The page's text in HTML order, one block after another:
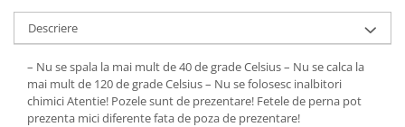
Descriere
– Nu se spala la mai mult de 40 de grade Celsius – Nu se calca la
mai mult de 120 de grade Celsius – Nu se folosesc inalbitori
chimici Atentie! Pozele sunt de prezentare! Fetele de perna pot
prezenta mici diferente fata de poza de prezentare!